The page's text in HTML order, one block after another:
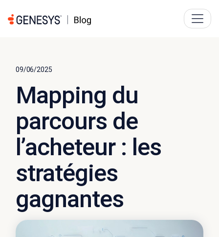
09/06/2025
Mapping du
parcours de
l’acheteur : les
stratégies
gagnantes